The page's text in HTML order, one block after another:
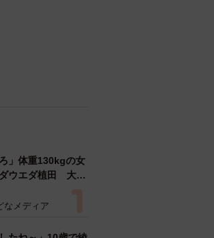
ろ」体重130kgの女
ウエダ植田 大学
なメディア